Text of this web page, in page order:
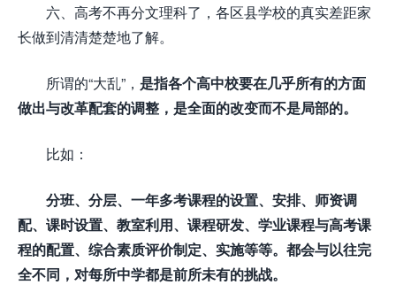
六、高考不再分文理科了，各区县学校的真实差距家
长做到清清楚楚地了解。
所谓的“大乱”， 是指各个高中校要在几乎所有的方面
做出与改革配套的调整，是全面的改变而不是局部的。
比如：
分班、分层、一年多考课程的设置、安排、师资调
配、课时设置、教室利用、课程研发、学业课程与高考课
程的配置、综合素质评价制定、实施等等。都会与以往完
全不同，对每所中学都是前所未有的挑战。